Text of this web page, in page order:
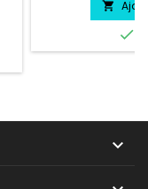
30 cm /
professionnel
l'eau, essence,
vie entre 3 et 5


